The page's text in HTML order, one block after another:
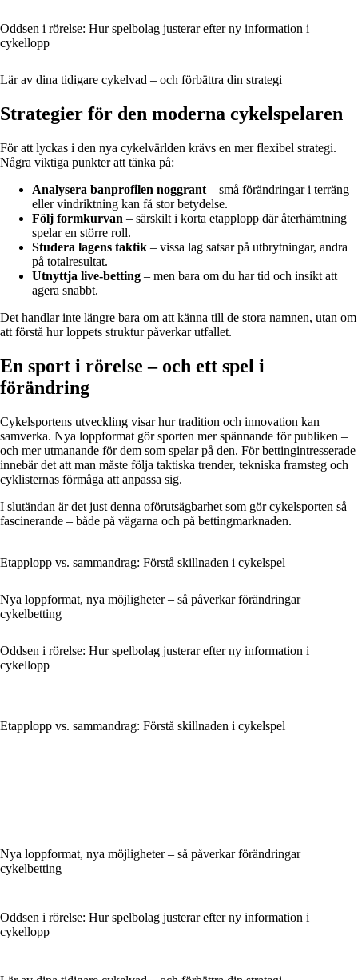
Oddsen i rörelse: Hur spelbolag justerar efter ny information i
cykellopp
Lär av dina tidigare cykelvad – och förbättra din strategi
Strategier för den moderna cykelspelaren
För att lyckas i den nya cykelvärlden krävs en mer flexibel strategi.
Några viktiga punkter att tänka på:
Analysera banprofilen noggrant – små förändringar i terräng
eller vindriktning kan få stor betydelse.
Följ formkurvan – särskilt i korta etapplopp där återhämtning
spelar en större roll.
Studera lagens taktik – vissa lag satsar på utbrytningar, andra
på totalresultat.
Utnyttja live-betting – men bara om du har tid och insikt att
agera snabbt.
Det handlar inte längre bara om att känna till de stora namnen, utan om
att förstå hur loppets struktur påverkar utfallet.
En sport i rörelse – och ett spel i
förändring
Cykelsportens utveckling visar hur tradition och innovation kan
samverka. Nya loppformat gör sporten mer spännande för publiken –
och mer utmanande för dem som spelar på den. För bettingintresserade
innebär det att man måste följa taktiska trender, tekniska framsteg och
cyklisternas förmåga att anpassa sig.
I slutändan är det just denna oförutsägbarhet som gör cykelsporten så
fascinerande – både på vägarna och på bettingmarknaden.
Etapplopp vs. sammandrag: Förstå skillnaden i cykelspel
Nya loppformat, nya möjligheter – så påverkar förändringar
cykelbetting
Oddsen i rörelse: Hur spelbolag justerar efter ny information i
cykellopp
Etapplopp vs. sammandrag: Förstå skillnaden i cykelspel
Nya loppformat, nya möjligheter – så påverkar förändringar
cykelbetting
Oddsen i rörelse: Hur spelbolag justerar efter ny information i
cykellopp